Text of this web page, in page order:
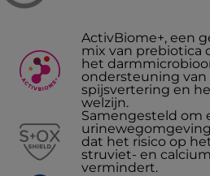
ActivBiome+, een
mix van prebiotica
het
ondersteuning van
spijsvertering en
welzijn.
Samengesteld om
dat het risico op
struviet- en
vermindert.